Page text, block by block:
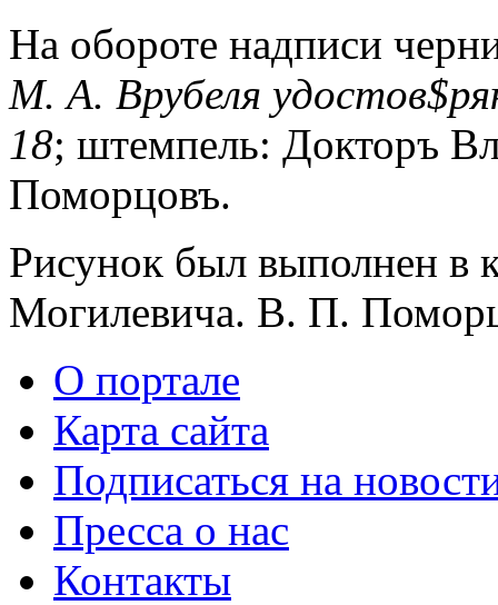
На обороте надписи
М. А. Врубеля
18; штемпель: Докторъ
Поморцовъ.
Рисунок был выполнен в
Могилевича. В. П.
О портале
Карта сайта
Подписаться на
Пресса о нас
Контакты